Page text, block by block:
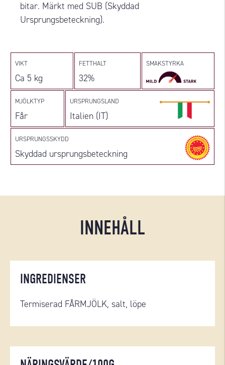
bitar. Märkt med SUB (Skyddad
Ursprungsbeteckning).
VIKT
Ca 5 kg
FETTHALT
32%
SMAKSTYRKA
MJÖLKTYP
Får
URSPRUNGSLAND
Italien (IT)
URSPRUNGSSKYDD
Skyddad ursprungsbeteckning
INNEHÅLL
INGREDIENSER
Termiserad FÅRMJÖLK, salt, löpe